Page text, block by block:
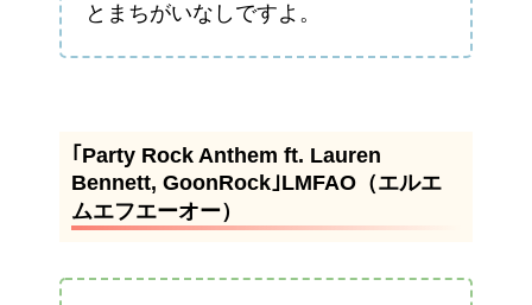
とまちがいなしですよ。
｢Party Rock Anthem ft. Lauren
Bennett, GoonRock｣LMFAO（エルエ
ムエフエーオー）